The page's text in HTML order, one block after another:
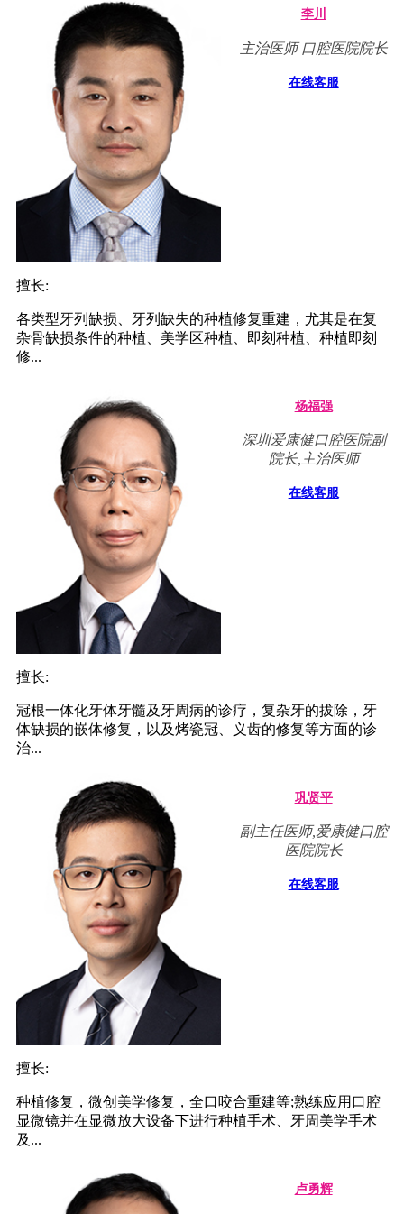
李川
主治医师 口腔医院院长
在线客服
擅长:
各类型牙列缺损、牙列缺失的种植修复重建，尤其是在复
杂骨缺损条件的种植、美学区种植、即刻种植、种植即刻
修...
杨福强
深圳爱康健口腔医院副
院长,主治医师
在线客服
擅长:
冠根一体化牙体牙髓及牙周病的诊疗，复杂牙的拔除，牙
体缺损的嵌体修复，以及烤瓷冠、义齿的修复等方面的诊
治...
巩贤平
副主任医师,爱康健口腔
医院院长
在线客服
擅长:
种植修复，微创美学修复，全口咬合重建等;熟练应用口腔
显微镜并在显微放大设备下进行种植手术、牙周美学手术
及...
卢勇辉